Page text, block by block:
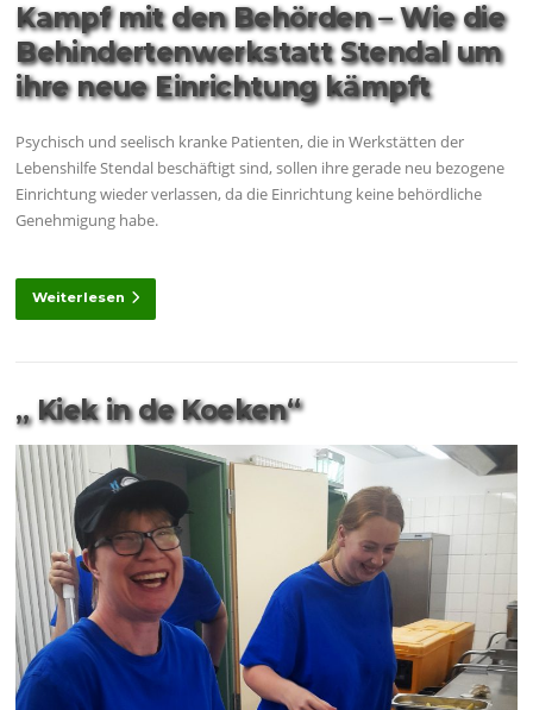
Kampf mit den Behörden – Wie die
Behindertenwerkstatt Stendal um
ihre neue Einrichtung kämpft
Psychisch und seelisch kranke Patienten, die in Werkstätten der
Lebenshilfe Stendal beschäftigt sind, sollen ihre gerade neu bezogene
Einrichtung wieder verlassen, da die Einrichtung keine behördliche
Genehmigung habe.
Weiterlesen
„ Kiek in de Koeken“